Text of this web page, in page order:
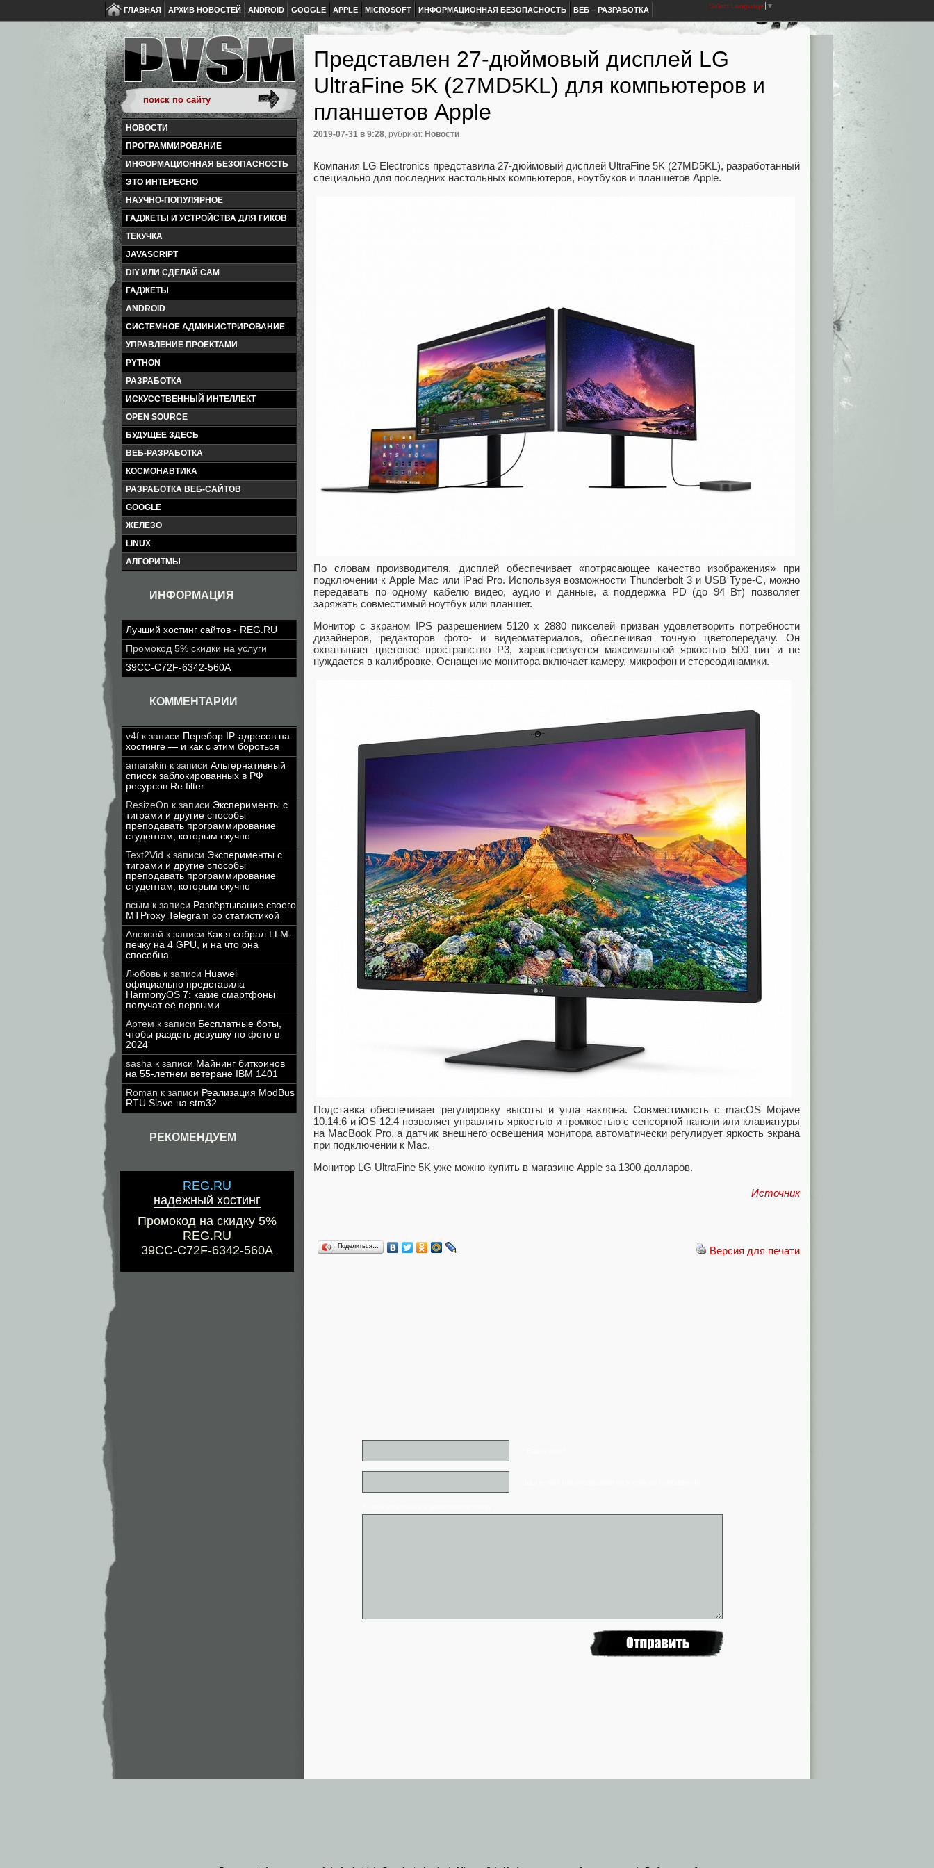
ГЛАВНАЯ АРХИВ НОВОСТЕЙ ANDROID GOOGLE APPLE MICROSOFT ИНФОРМАЦИОННАЯ БЕЗОПАСНОСТЬ ВЕБ – РАЗРАБОТКА Select Language ▼
НОВОСТИ
ПРОГРАММИРОВАНИЕ
ИНФОРМАЦИОННАЯ БЕЗОПАСНОСТЬ
ЭТО ИНТЕРЕСНО
НАУЧНО-ПОПУЛЯРНОЕ
ГАДЖЕТЫ И УСТРОЙСТВА ДЛЯ ГИКОВ
ТЕКУЧКА
JAVASCRIPT
DIY ИЛИ СДЕЛАЙ САМ
ГАДЖЕТЫ
ANDROID
СИСТЕМНОЕ АДМИНИСТРИРОВАНИЕ
УПРАВЛЕНИЕ ПРОЕКТАМИ
PYTHON
РАЗРАБОТКА
ИСКУССТВЕННЫЙ ИНТЕЛЛЕКТ
OPEN SOURCE
БУДУЩЕЕ ЗДЕСЬ
ВЕБ-РАЗРАБОТКА
КОСМОНАВТИКА
РАЗРАБОТКА ВЕБ-САЙТОВ
GOOGLE
ЖЕЛЕЗО
LINUX
АЛГОРИТМЫ
ИНФОРМАЦИЯ
Лучший хостинг сайтов - REG.RU
Промокод 5% скидки на услуги
39CC-C72F-6342-560A
КОММЕНТАРИИ
v4f к записи Перебор IP-адресов на
хостинге — и как с этим бороться
amarakin к записи Альтернативный
список заблокированных в РФ
ресурсов Re:filter
ResizeOn к записи Эксперименты с
тиграми и другие способы
преподавать программирование
студентам, которым скучно
Text2Vid к записи Эксперименты с
тиграми и другие способы
преподавать программирование
студентам, которым скучно
всым к записи Развёртывание своего
MTProxy Telegram со статистикой
Алексей к записи Как я собрал LLM-
печку на 4 GPU, и на что она
способна
Любовь к записи Huawei
официально представила
HarmonyOS 7: какие смартфоны
получат её первыми
Артем к записи Бесплатные боты,
чтобы раздеть девушку по фото в
2024
sasha к записи Майнинг биткоинов
на 55-летнем ветеране IBM 1401
Roman к записи Реализация ModBus
RTU Slave на stm32
РЕКОМЕНДУЕМ
REG.RU
надежный хостинг
Промокод на скидку 5%
REG.RU
39CC-C72F-6342-560A
Представлен 27-дюймовый дисплей LG
UltraFine 5K (27MD5KL) для компьютеров и
планшетов Apple
2019-07-31 в 9:28, рубрики: Новости
Компания LG Electronics представила 27-дюймовый дисплей UltraFine 5K (27MD5KL), разработанный
специально для последних настольных компьютеров, ноутбуков и планшетов Apple.
По словам производителя, дисплей обеспечивает «потрясающее качество изображения» при
подключении к Apple Mac или iPad Pro. Используя возможности Thunderbolt 3 и USB Type-C, можно
передавать по одному кабелю видео, аудио и данные, а поддержка PD (до 94 Вт) позволяет
заряжать совместимый ноутбук или планшет.
Монитор с экраном IPS разрешением 5120 х 2880 пикселей призван удовлетворить потребности
дизайнеров, редакторов фото- и видеоматериалов, обеспечивая точную цветопередачу. Он
охватывает цветовое пространство P3, характеризуется максимальной яркостью 500 нит и не
нуждается в калибровке. Оснащение монитора включает камеру, микрофон и стереодинамики.
Подставка обеспечивает регулировку высоты и угла наклона. Совместимость с macOS Mojave
10.14.6 и iOS 12.4 позволяет управлять яркостью и громкостью с сенсорной панели или клавиатуры
на MacBook Pro, а датчик внешнего освещения монитора автоматически регулирует яркость экрана
при подключении к Mac.
Монитор LG UltraFine 5K уже можно купить в магазине Apple за 1300 долларов.
Источник
Версия для печати
Поделиться…